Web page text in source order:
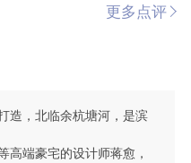
更多点评
造，北临余杭塘河，是滨
高端豪宅的设计师蒋愈，